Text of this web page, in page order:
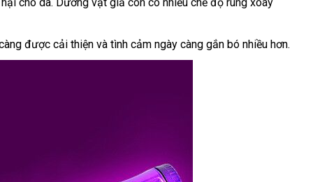
mua
hàng
được cải thiện xách
tay
và tình cảm ngày càng gắn bó nhiều hơn.